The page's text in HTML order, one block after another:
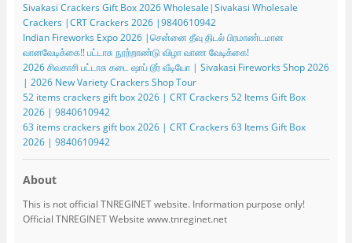
Sivakasi Crackers Gift Box 2026 Wholesale|Sivakasi Wholesale
Crackers |CRT Crackers 2026 |9840610942
Indian Fireworks Expo 2026 |சென்னை தீவு திடல் பிரமாண்டமான
வானவேடிக்கை!! பட்டாசு நூற்றாண்டு விழா வாண வேடிக்கை!
2026 சிவகாசி பட்டாசு கடை ஷாப் டூர் வீடியோ | Sivakasi Fireworks Shop 2026
| 2026 New Variety Crackers Shop Tour
52 items crackers gift box 2026 | CRT Crackers 52 Items Gift Box
2026 | 9840610942
63 items crackers gift box 2026 | CRT Crackers 63 Items Gift Box
2026 | 9840610942
About
This is not official TNREGINET website. Information purpose only!
Official TNREGINET Website www.tnreginet.net